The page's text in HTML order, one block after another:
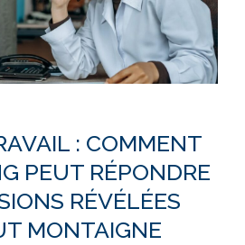
: COMMENT
PEUT RÉPONDRE
RÉVÉLÉES
MONTAIGNE